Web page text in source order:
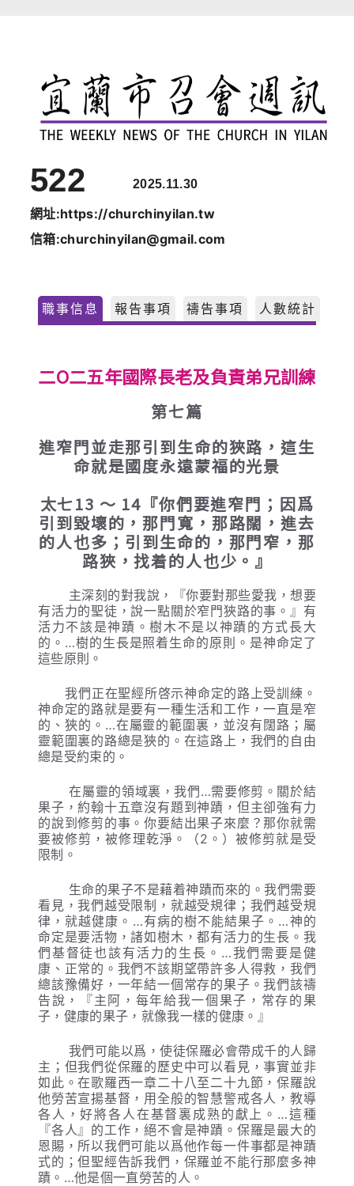
522 2025.11.30
網址:https://churchinyilan.tw
信箱:churchinyilan@gmail.com
職事信息 報告事項 禱告事項 人數統計
二O二五年國際長老及負責弟兄訓練
第七篇
進窄門並走那引到生命的狹路，這生
命就是國度永遠蒙福的光景
太七13 ～ 14『你們要進窄門；因爲
引到毀壞的，那門寬，那路闊，進去
的人也多；引到生命的，那門窄，那
路狹，找着的人也少。』
主深刻的對我說，『你要對那些愛我，想要
有活力的聖徒，說一點關於窄門狹路的事。』有
活力不該是神蹟。樹木不是以神蹟的方式長大
的。…樹的生長是照着生命的原則。是神命定了
這些原則。
我們正在聖經所啓示神命定的路上受訓練。
神命定的路就是要有一種生活和工作，一直是窄
的、狹的。…在屬靈的範圍裏，並沒有闊路；屬
靈範圍裏的路總是狹的。在這路上，我們的自由
總是受約束的。
在屬靈的領域裏，我們…需要修剪。關於結
果子，約翰十五章沒有題到神蹟，但主卻強有力
的說到修剪的事。你要結出果子來麼？那你就需
要被修剪，被修理乾淨。（2。）被修剪就是受
限制。
生命的果子不是藉着神蹟而來的。我們需要
看見，我們越受限制，就越受規律；我們越受規
律，就越健康。…有病的樹不能結果子。…神的
命定是要活物，諸如樹木，都有活力的生長。我
們基督徒也該有活力的生長。…我們需要是健
康、正常的。我們不該期望帶許多人得救，我們
總該豫備好，一年結一個常存的果子。我們該禱
告說，『主阿，每年給我一個果子，常存的果
子，健康的果子，就像我一樣的健康。』
我們可能以爲，使徒保羅必會帶成千的人歸
主；但我們從保羅的歷史中可以看見，事實並非
如此。在歌羅西一章二十八至二十九節，保羅說
他勞苦宣揚基督，用全般的智慧警戒各人，教導
各人，好將各人在基督裏成熟的獻上。…這種
『各人』的工作，絕不會是神蹟。保羅是最大的
恩賜，所以我們可能以爲他作每一件事都是神蹟
式的；但聖經告訴我們，保羅並不能行那麼多神
蹟。…他是個一直勞苦的人。